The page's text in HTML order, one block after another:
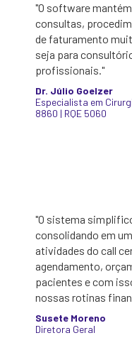
"O software
consultas,
de faturamento
seja para
profissionais."
Dr. Júlio Goelzer
Especialista em
8860 | RQE 5060
"O sistema
consolidando em
atividades do call
agendamento,
pacientes e com
nossas rotinas
Susete Moreno
Diretora Geral